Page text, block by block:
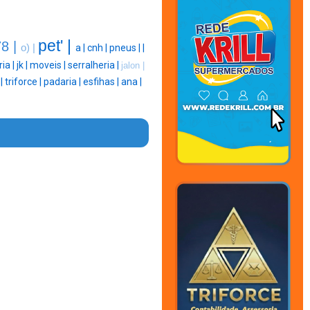
| o) | pet' | a | cnh | pneus |
| jk | moveis | serralheria | jalon |
triforce | padaria | esfihas | ana |